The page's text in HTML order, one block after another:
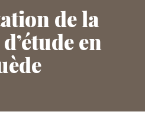
de la
en